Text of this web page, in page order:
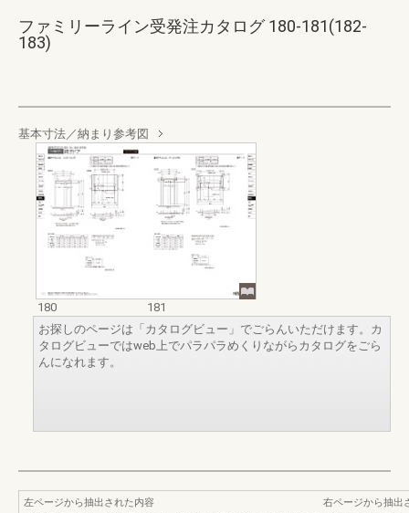
ファミリーライン受発注カタログ 180-181(182-
183)
基本寸法／納まり参考図
180
181
お探しのページは「カタログビュー」でごらんいただけます。カ
タログビューではweb上でパラパラめくりながらカタログをごら
んになれます。
左ページから抽出された内容
右ページから抽出